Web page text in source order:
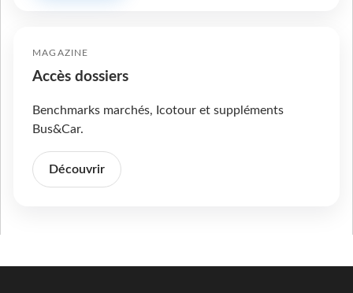
MAGAZINE
Accès dossiers
Benchmarks marchés, Icotour et suppléments
Bus&Car.
Découvrir